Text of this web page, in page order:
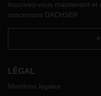
Inscrivez-vous maintenant et
concernant DACHSER
LÉGAL
Mentions légales